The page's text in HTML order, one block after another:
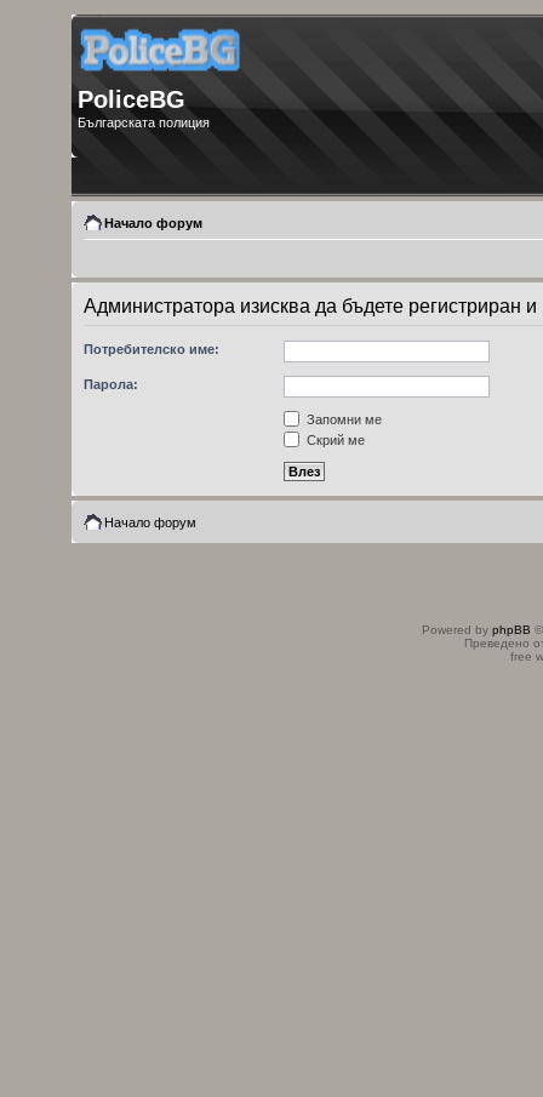
PoliceBG
Българската полиция
Начало форум
Администратора изисква да бъдете регистриран
Потребителско име:
Парола:
Запомни ме
Скрий ме
Начало форум
Powered by phpBB
Преведено
free